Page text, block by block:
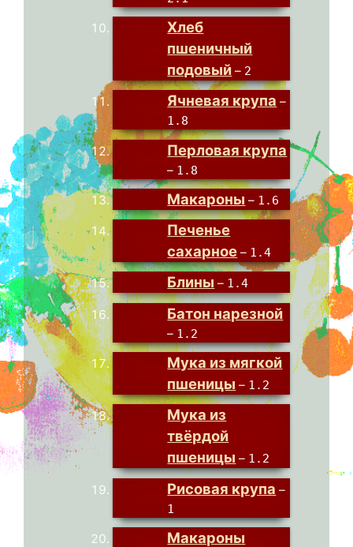
Хлеб
пшеничный
подовый – 2
Ячневая крупа –
1.8
Перловая крупа
– 1.8
Макароны – 1.6
Печенье
сахарное – 1.4
Блины – 1.4
Батон нарезной
– 1.2
Мука из мягкой
пшеницы – 1.2
Мука из
твёрдой
пшеницы – 1.2
Рисовая крупа –
1
Макароны